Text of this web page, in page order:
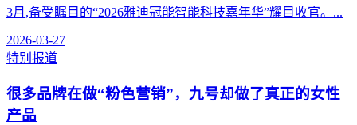
3月,备受瞩目的“2026雅迪冠能智能科技嘉年华”耀目收官。...
2026-03-27
特别报道
很多品牌在做“粉色营销”，九号却做了真正的女性
产品